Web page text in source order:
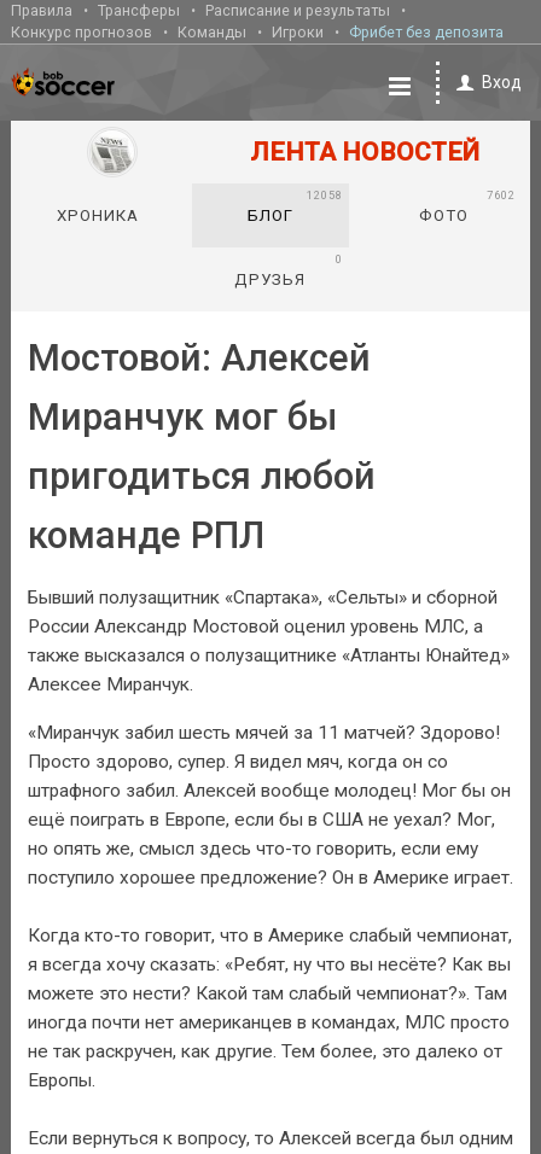
Правила Трансферы
Расписание и результаты
Конкурс прогнозов
Команды Игроки Фрибет без депозита
Вход
ЛЕНТА НОВОСТЕЙ
ХРОНИКА БЛОГ
12058
ФОТО
7602
ДРУЗЬЯ
0
Мостовой: Алексей
Миранчук мог бы
пригодиться любой
команде РПЛ
Бывший полузащитник «Спартака», «Сельты» и сборной
России Александр Мостовой оценил уровень МЛС, а
также высказался о полузащитнике «Атланты Юнайтед»
Алексее Миранчук.
«Миранчук забил шесть мячей за 11 матчей? Здорово!
Просто здорово, супер. Я видел мяч, когда он со
штрафного забил. Алексей вообще молодец! Мог бы он
ещё поиграть в Европе, если бы в США не уехал? Мог,
но опять же, смысл здесь что-то говорить, если ему
поступило хорошее предложение? Он в Америке играет.
Когда кто-то говорит, что в Америке слабый чемпионат,
я всегда хочу сказать: «Ребят, ну что вы несёте? Как вы
можете это нести? Какой там слабый чемпионат?». Там
иногда почти нет американцев в командах, МЛС просто
не так раскручен, как другие. Тем более, это далеко от
Европы.
Если вернуться к вопросу, то Алексей всегда был одним